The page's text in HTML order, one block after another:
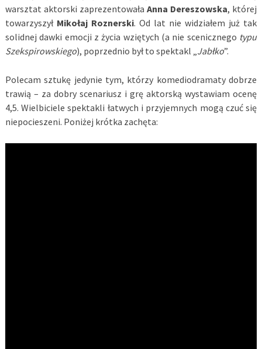
warsztat aktorski zaprezentowała Anna Dereszowska, której
towarzyszył Mikołaj Roznerski. Od lat nie widziałem już tak
solidnej dawki emocji z życia wziętych (a nie scenicznego typu
Szekspirowskiego), poprzednio był to spektakl „ Jabłko”.
Polecam sztukę jedynie tym, którzy komediodramaty dobrze
trawią – za dobry scenariusz i grę aktorską wystawiam ocenę
4,5. Wielbiciele spektakli łatwych i przyjemnych mogą czuć się
niepocieszeni. Poniżej krótka zachęta: